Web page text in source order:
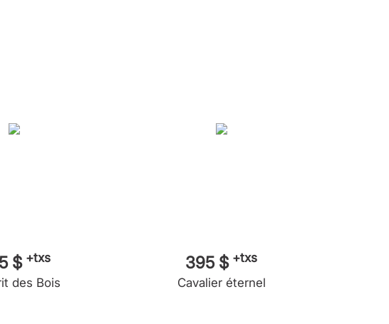
$+txs
des Bois
395 $ +txs
Cavalier éternel